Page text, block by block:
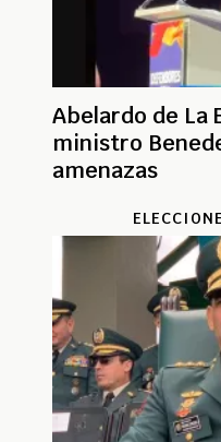
Abelardo de La
ministro
amenazas